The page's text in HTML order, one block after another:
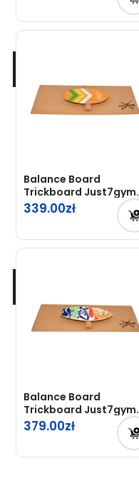
Balance Board
Trickboard Just7gym
Stripes + Mata
339.00
Balance Board
Trickboard Just7gym
Beach + Mata
379.00